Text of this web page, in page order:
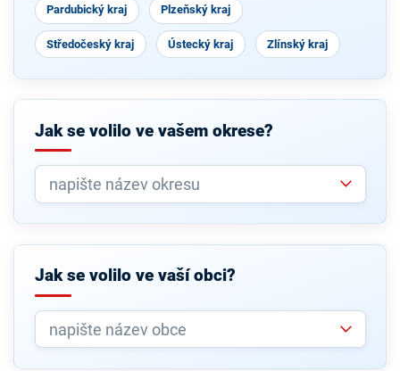
Pardubický kraj Plzeňský kraj
Středočeský kraj Ústecký kraj Zlínský kraj
Jak se volilo ve vašem okrese?
Jak se volilo ve vaší obci?